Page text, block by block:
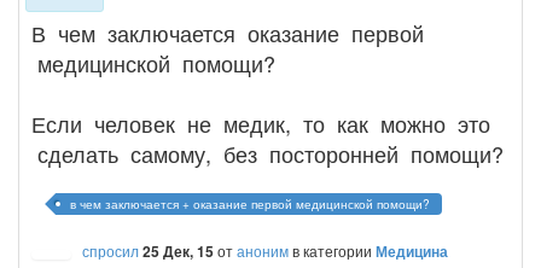
В чем заключается оказание первой
медицинской помощи?
Если человек не медик, то как можно это
сделать самому, без посторонней помощи?
в чем заключается + оказание первой медицинской помощи?
спросил25 Дек, 15отанонимв категории Медицина